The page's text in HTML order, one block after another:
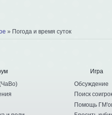
» Погода и время суток
ЧаВо)
Игра
Обсуждение
Поиск
Помощь